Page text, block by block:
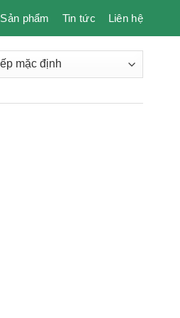
Sản phẩm Tin tức Liên hệ